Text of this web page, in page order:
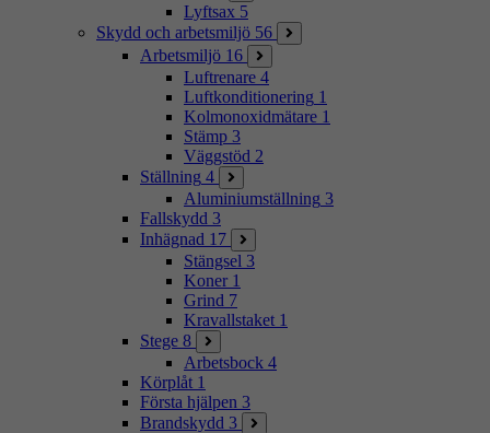
Lyftsax 5
Skydd och arbetsmiljö 56
Arbetsmiljö 16
Luftrenare 4
Luftkonditionering 1
Kolmonoxidmätare 1
Stämp 3
Väggstöd 2
Ställning 4
Aluminiumställning 3
Fallskydd 3
Inhägnad 17
Stängsel 3
Koner 1
Grind 7
Kravallstaket 1
Stege 8
Arbetsbock 4
Körplåt 1
Första hjälpen 3
Brandskydd 3